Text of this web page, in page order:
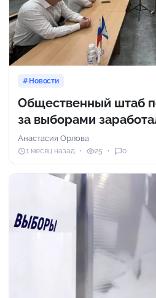
Новости
Общественный штаб
за выборами
Анастасия Орлова
1 месяц назад 25 0